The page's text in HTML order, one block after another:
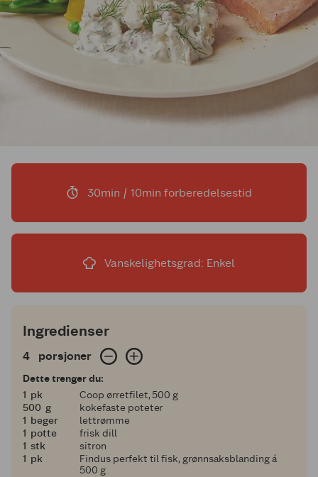
30min / 10min forberedelsestid
Vanskelighetsgrad: Enkel
Ingredienser
4 porsjoner
4 porsjoner
Dette trenger du:
11 pk
Coop ørretfilet, 500 g
500
500 g
kokefaste poteter
11 beger
lettrømme
11 potte
frisk dill
11 stk
sitron
11 pk
Findus perfekt til fisk, grønnsaksblanding á
500 g